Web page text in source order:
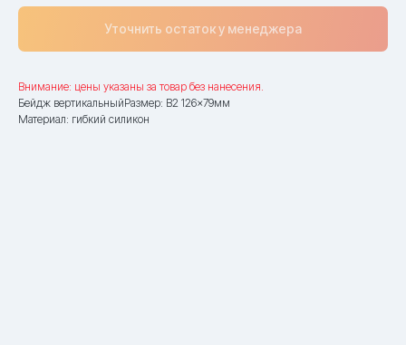
Уточнить остаток у менеджера
Внимание: цены указаны за товар без нанесения.
Бейдж вертикальныйРазмер: B2 126x79мм
Материал: гибкий силикон